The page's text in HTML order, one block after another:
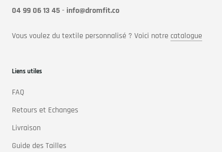
04 99 06 13 45- info@dromfit.co
Vous voulez du textile personnalisé ? Voici notre catalogue
Liens utiles
FAQ
Retours et Echanges
Livraison
Guide des Tailles